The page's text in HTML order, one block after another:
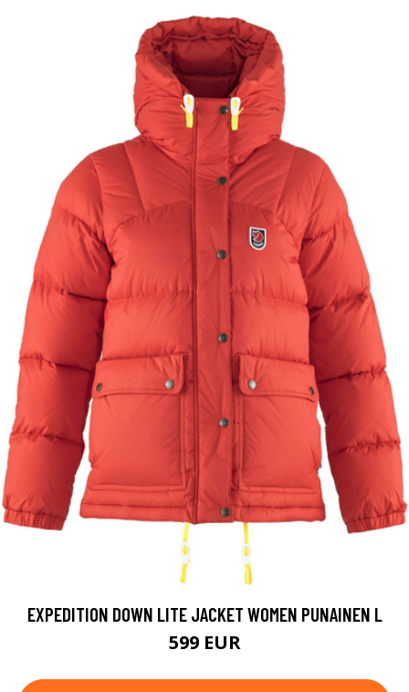
EXPEDITION DOWN LITE JACKET WOMEN PUNAINEN L
599 EUR